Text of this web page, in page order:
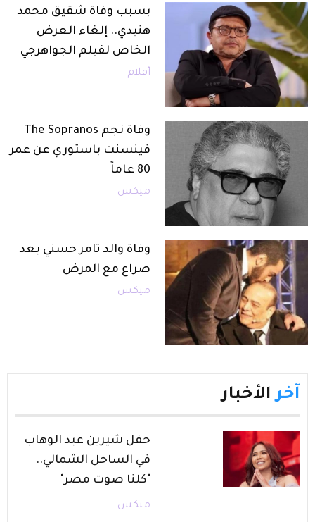
بسبب وفاة شقيق محمد
هنيدي.. إلغاء العرض
الخاص لفيلم الجواهرجي
أفلام
وفاة نجم The Sopranos
فينسنت باستوري عن عمر
80 عاماً
ميكس
وفاة والد تامر حسني بعد
صراع مع المرض
ميكس
آخر الأخبار
حفل شيرين عبد الوهاب
في الساحل الشمالي..
"كلنا صوت مصر"
ميكس